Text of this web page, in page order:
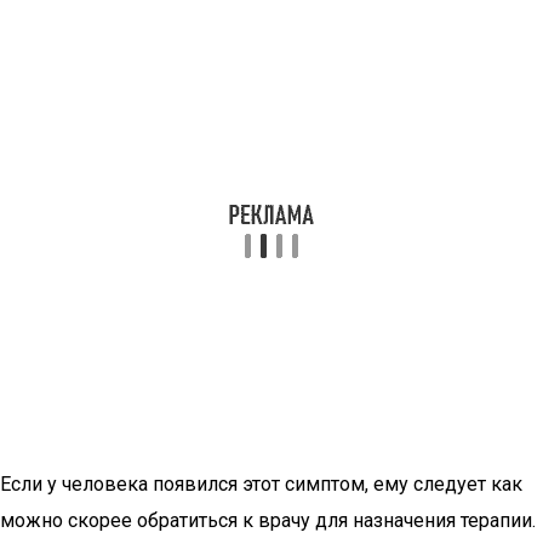
Если у человека появился этот симптом, ему следует как
можно скорее обратиться к врачу для назначения терапии.